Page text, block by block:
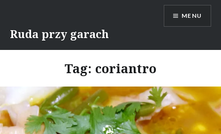
content
Ruda przy garach
MENU
Tag: coriantro